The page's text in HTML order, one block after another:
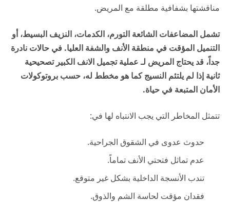
مناقشتها بشفافية مطلقة مع المريض.
تشمل المضاعفات الشائعة التورم، الكدمات، النزيف البسيط، أو
التنميل المؤقت في منطقة الأنف والشفة العليا. في حالات نادرة
جداً، قد يحتاج المريض لـ عملية تجميل الانف الكبير تصحيحية
ثانية إذا لم يلتئم النسيج كما هو مخطط له، حسب بروتوكولات
الأمان المتبعة في حياة.
تتمثل المخاطر التي يجب الانتباه لها في:
حدوث عدوى في الشقوق الجراحية.
عدم تماثل فتحتي الأنف تماماً.
تندب الأنسجة الداخلية بشكل غير متوقع.
فقدان مؤقت لحاسة الشم والذوق.